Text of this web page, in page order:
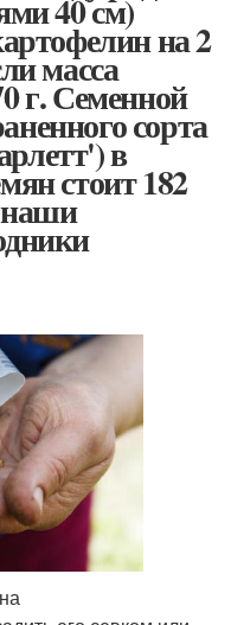
40 см)
на 2
масса
г. Семенной
сорта
в
стоит 182
наши